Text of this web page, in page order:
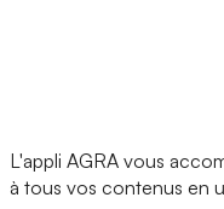
L'appli AGRA vous
à tous vos contenus en